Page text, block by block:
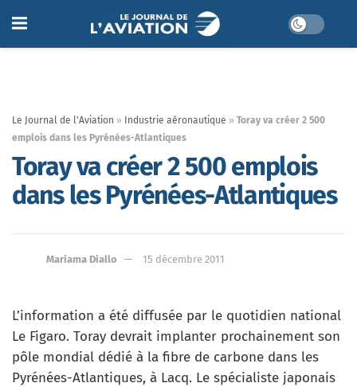
Le Journal de l'Aviation » Industrie aéronautique » Toray va créer 2 500
emplois dans les Pyrénées-Atlantiques
Toray va créer 2 500 emplois
dans les Pyrénées-Atlantiques
Mariama Diallo 15 décembre 2011
L’information a été diffusée par le quotidien national
Le Figaro. Toray devrait implanter prochainement son
pôle mondial dédié à la fibre de carbone dans les
Pyrénées-Atlantiques, à Lacq. Le spécialiste japonais